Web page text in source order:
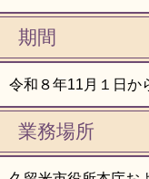
期間
令和８年11月１日か
業務場所